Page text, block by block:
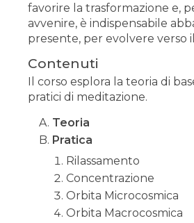
favorire la trasformazione e,
avvenire, è indispensabile
presente, per evolvere verso
Contenuti
Il corso esplora la teoria di
pratici di meditazione.
Teoria
Pratica
Rilassamento
Concentrazione
Orbita Microcosmica
Orbita Macrocosmica